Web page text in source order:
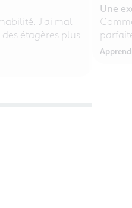
J'ai mal
étagères plus
Une